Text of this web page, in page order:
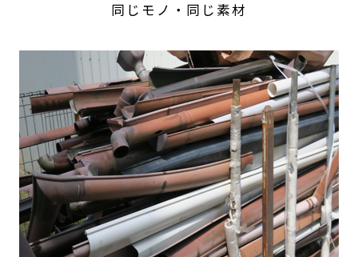
同じモノ・同じ素材